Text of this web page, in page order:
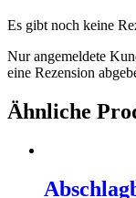
Es gibt noch keine
Nur angemeldete
eine Rezension
Ähnliche